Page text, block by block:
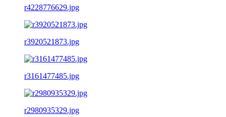
r4228776629.jpg
r3920521873.jpg
r3161477485.jpg
r2980935329.jpg